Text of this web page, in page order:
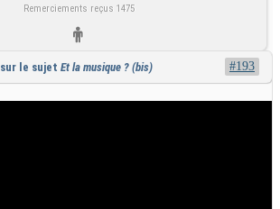
Remerciements reçus 1475
sur le sujet Et la musique ? (bis) #193